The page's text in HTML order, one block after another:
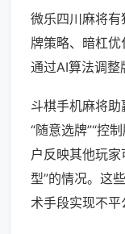
微乐四川麻将
牌策略、暗杠优
通过AI算法调整
斗棋手机麻将
“随意选牌”“控
户反映其他玩家
型”的情况。这
术手段实现不平